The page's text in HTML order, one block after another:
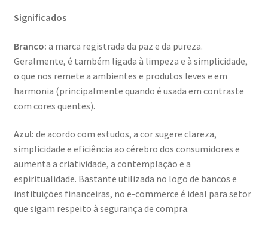
Significados
Branco: a marca registrada da paz e da pureza.
Geralmente, é também ligada à limpeza e à simplicidade,
o que nos remete a ambientes e produtos leves e em
harmonia (principalmente quando é usada em contraste
com cores quentes).
Azul: de acordo com estudos, a cor sugere clareza,
simplicidade e eficiência ao cérebro dos consumidores e
aumenta a criatividade, a contemplação e a
espiritualidade. Bastante utilizada no logo de bancos e
instituições financeiras, no e-commerce é ideal para setor
que sigam respeito à segurança de compra.